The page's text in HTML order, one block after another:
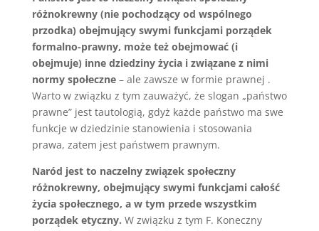
różnokrewny (nie pochodzący od wspólnego
przodka) obejmujący swymi funkcjami porządek
formalno-prawny, może też obejmować (i
obejmuje) inne dziedziny życia i związane z nimi
normy społeczne– ale zawsze w formie prawnej .
Warto w związku z tym zauważyć, że slogan „państwo
prawne” jest tautologią, gdyż każde państwo ma swe
funkcje w dziedzinie stanowienia i stosowania
prawa, zatem jest państwem prawnym.
Naród jest to naczelny związek społeczny
różnokrewny, obejmujący swymi funkcjami całość
życia społecznego, a w tym przede wszystkim
porządek etyczny. W związku z tym F. Koneczny